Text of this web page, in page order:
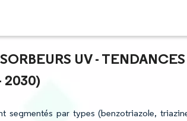
UV -
2030)
segmentés par types (benzotriazole,